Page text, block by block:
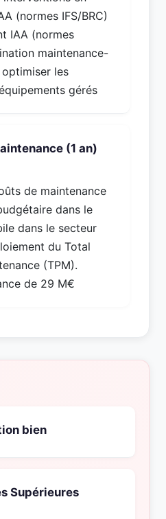
(normes IFS/BRC)
IAA (normes
maintenance-
les
gérés
(1 an)
de maintenance
dans le
dans le secteur
du Total
(TPM).
de 29 M€
bien
Supérieures